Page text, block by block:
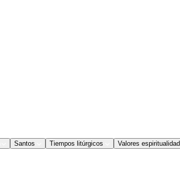
Santos Tiempos litúrgicos Valores espiritualidad